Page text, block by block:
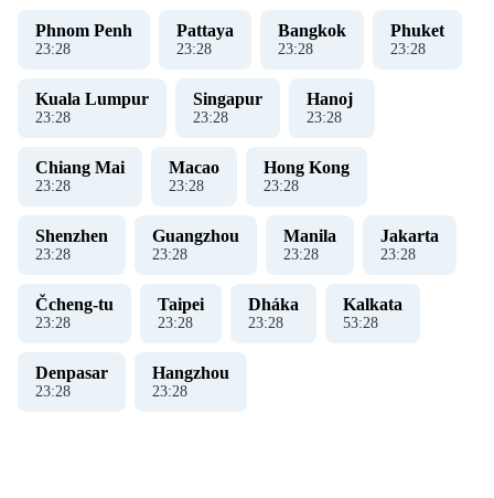
Phnom Penh
23:28
Pattaya
23:28
Bangkok
23:28
Phuket
23:28
Kuala Lumpur
23:28
Singapur
23:28
Hanoj ​​
23:28
Chiang Mai
23:28
Macao
23:28
Hong Kong
23:28
Shenzhen
23:28
Guangzhou
23:28
Manila
23:28
Jakarta
23:28
Čcheng-tu
23:28
Taipei
23:28
Dháka
23:28
Kalkata
53:28
Denpasar
23:28
Hangzhou
23:28